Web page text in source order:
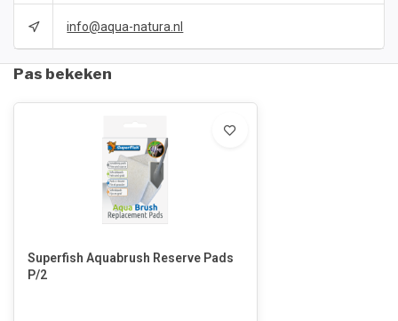
info@aqua-natura.nl
Pas bekeken
Superfish Aquabrush Reserve Pads
P/2